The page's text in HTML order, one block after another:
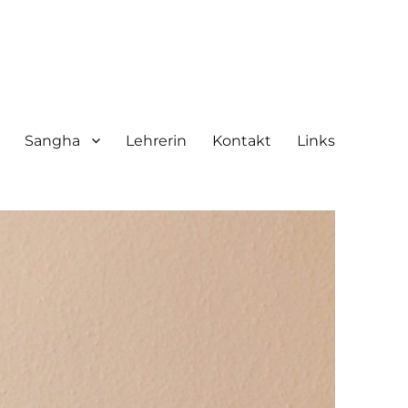
Sangha Lehrerin Kontakt Links